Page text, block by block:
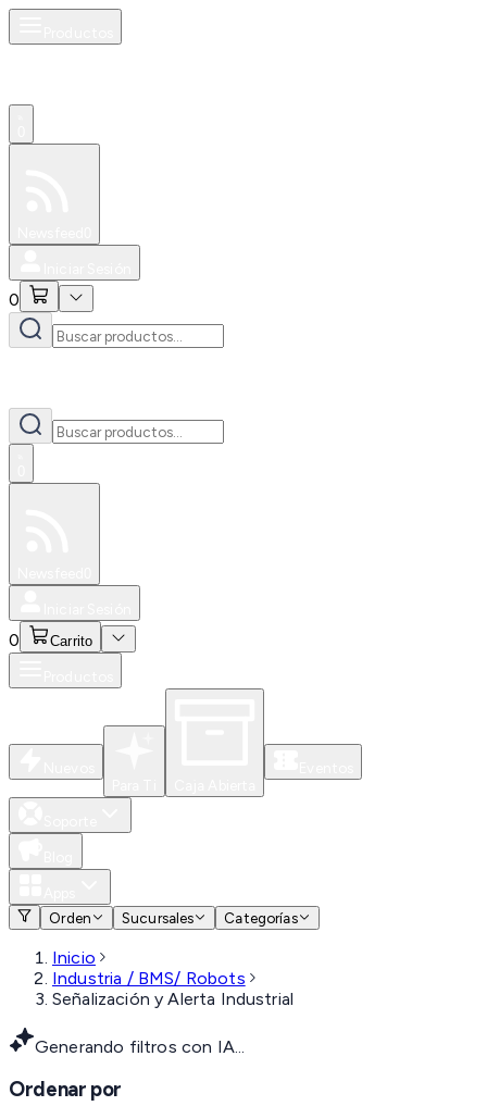
0
0 Carrito
Orden
Sucursales Categorías
Inicio
Industria / BMS/ Robots
Señalización y Alerta Industrial
Generando filtros con IA...
Ordenar por